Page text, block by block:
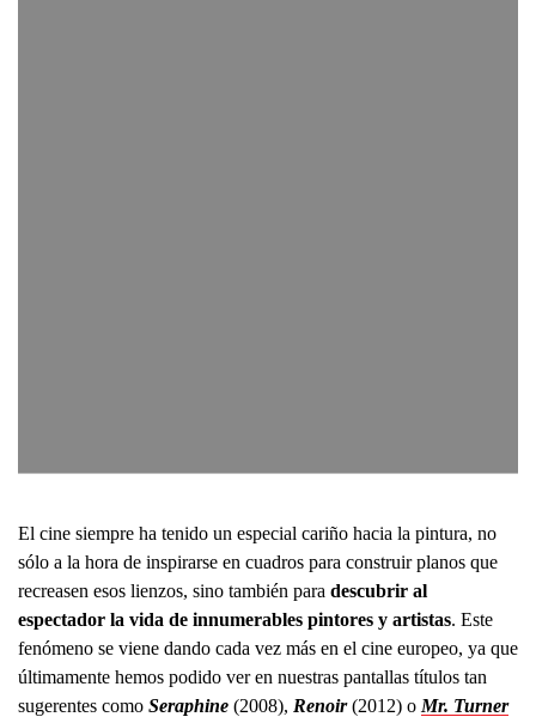
El cine siempre ha tenido un especial cariño hacia la pintura, no
sólo a la hora de inspirarse en cuadros para construir planos que
recreasen esos lienzos, sino también para descubrir al
espectador la vida de innumerables pintores y artistas. Este
fenómeno se viene dando cada vez más en el cine europeo, ya que
últimamente hemos podido ver en nuestras pantallas títulos tan
sugerentes como Seraphine (2008), Renoir (2012) o Mr. Turner